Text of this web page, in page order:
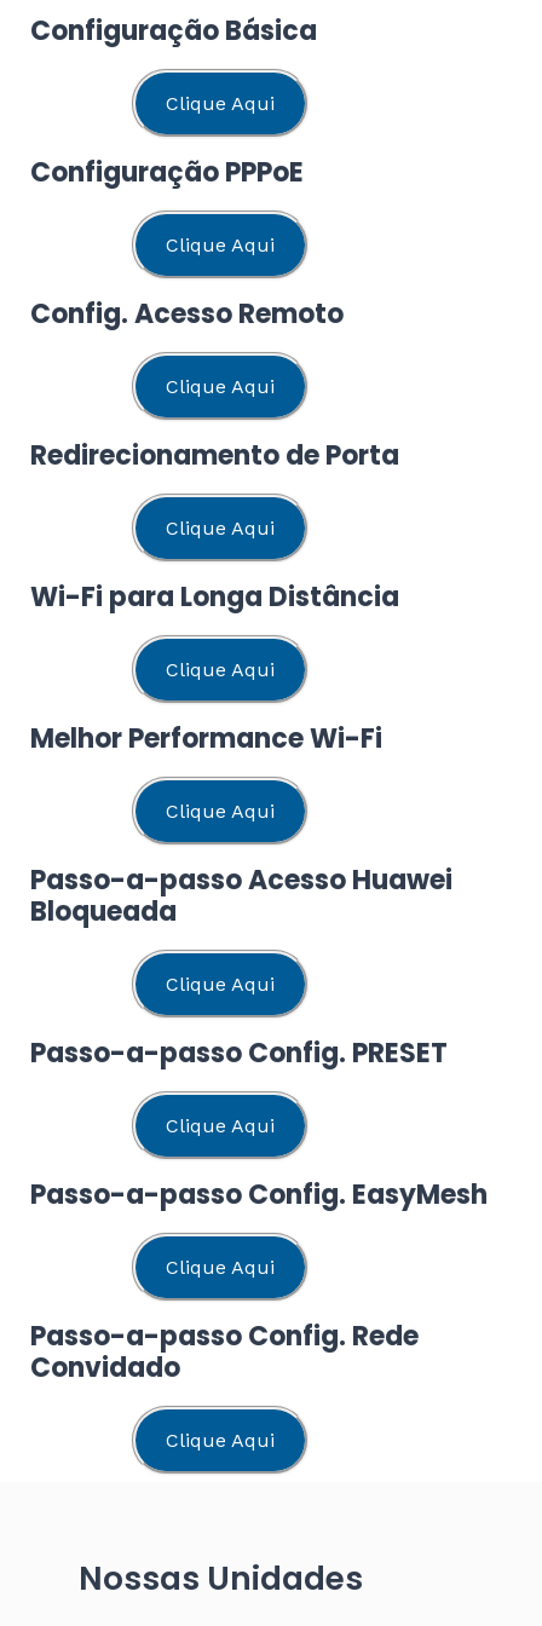
Configuração Básica
Clique Aqui
Configuração PPPoE
Clique Aqui
Config. Acesso Remoto
Clique Aqui
Redirecionamento de Porta
Clique Aqui
Wi-Fi para Longa Distância
Clique Aqui
Melhor Performance Wi-Fi
Clique Aqui
Passo-a-passo Acesso Huawei
Bloqueada
Clique Aqui
Passo-a-passo Config. PRESET
Clique Aqui
Passo-a-passo Config. EasyMesh
Clique Aqui
Passo-a-passo Config. Rede
Convidado
Clique Aqui
Nossas Unidades